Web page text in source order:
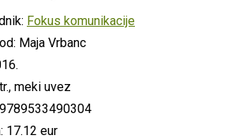
Fokus komunikacije
Maja Vrbanc
meki uvez
17.12 eur